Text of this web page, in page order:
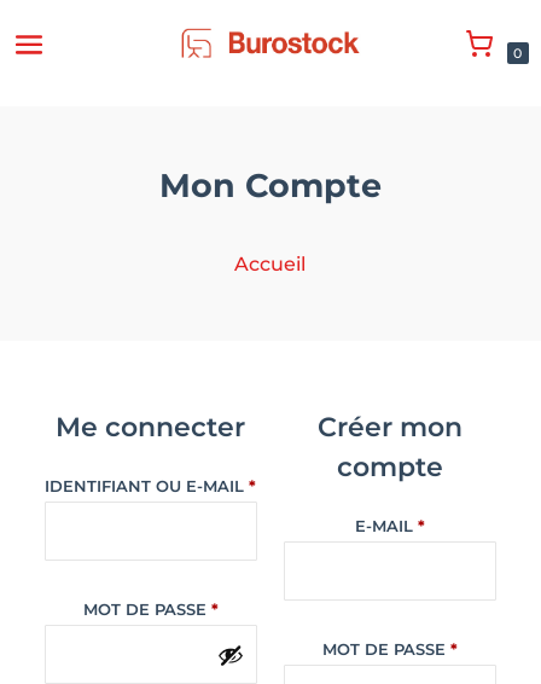
0
Mon Compte
Accueil
Me connecter
IDENTIFIANT OU E-MAIL*OBLIGATOIRE
MOT DE PASSE *OBLIGATOIRE
Créer mon
compte
E-MAIL *OBLIGATOIRE
MOT DE PASSE *